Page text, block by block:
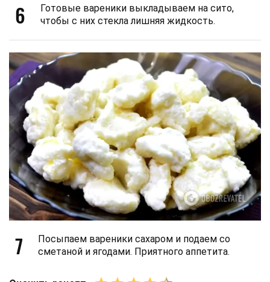
6
Готовые вареники выкладываем на сито,
чтобы с них стекла лишняя жидкость.
7
Посыпаем вареники сахаром и подаем со
сметаной и ягодами. Приятного аппетита.